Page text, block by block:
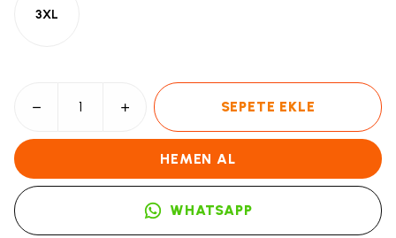
3XL
SEPETE EKLE
HEMEN AL
WHATSAPP